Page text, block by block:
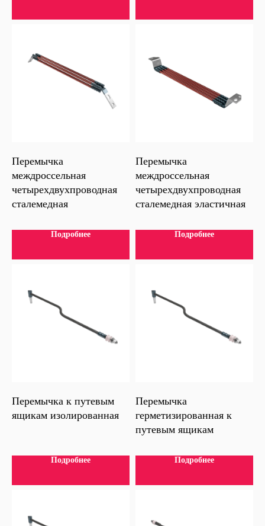
Перемычка
междроссельная
четырехдвухпроводная
сталемедная
Подробнее
Перемычка
междроссельная
четырехдвухпроводная
сталемедная эластичная
Подробнее
Перемычка к путевым
ящикам изолированная
Подробнее
Перемычка
герметизированная к
путевым ящикам
Подробнее
Единый телефон:
8 (495) 223-09-47
Добавочный 104
Делопроизводитель
Добавочный 117
Контрактное производство
Добавочный 106,167